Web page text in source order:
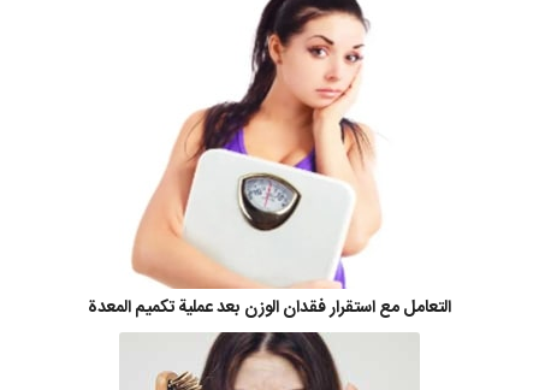
التعامل مع استقرار فقدان الوزن بعد عملية تكميم المعدة